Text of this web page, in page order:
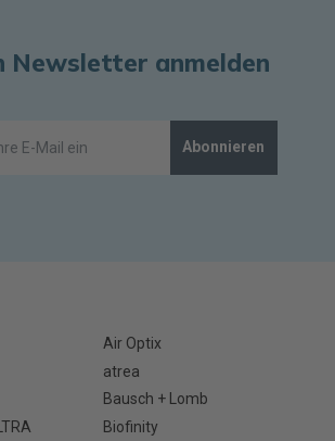
Newsletter anmelden
Abonnieren
Air Optix
atrea
Bausch + Lomb
Biofinity